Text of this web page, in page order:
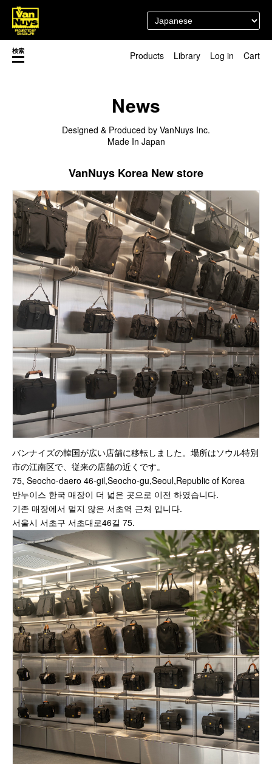
検索 Products
マスク関連商品
新商品（BackNumber）
時計ホルダー
VN301
カスタムバッグ
デジアナ格納庫
FreeFree トート
ちょっとミリタリー
カスタムパーツ
コピーノート
ふわふわケース
ポータブルオーディオケース
イヤフォンケース など／汎用
Astell&Kern
SONY
Cayin
Other
Bag
ビジネスバッグ
リュック／バックパック
ショルダーバッグ
斜めがけショルダーバッグ
サブバッグ／ウエストバッグ
バッグインバッグ
トートバッグ
ボストンバッグ
カメラバッグ
Other
財布／カード、コインケース
財布以外の革製品
ステーショナリー
便利なアタッチメント／パーツ
ショルダーベルト／パット
ストラップ／ネックストラップ
カメラ用ストラップ
Library
レディースショップ
訳あり＆アウトレットShop
ブランドストーリー
スタッフブログ
閉じる
Log in Cart
News
Designed & Produced by VanNuys Inc.
Made In Japan
VanNuys Korea New store
バンナイズの韓国が広い店舗に移転しました。場所はソウル特別
市の江南区で、従来の店舗の近くです。
75, Seocho-daero 46-gil,Seocho-gu,Seoul,Republic of Korea
반누이스 한국 매장이 더 넓은 곳으로 이전 하였습니다.
기존 매장에서 멀지 않은 서초역 근처 입니다.
서울시 서초구 서초대로46길 75.